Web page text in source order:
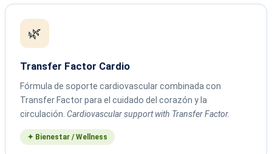
🌿
Transfer Factor Cardio
Fórmula de soporte cardiovascular combinada con
Transfer Factor para el cuidado del corazón y la
circulación. Cardiovascular support with Transfer Factor.
✦ Bienestar / Wellness